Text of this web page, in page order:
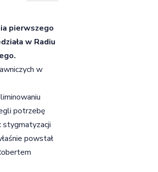
pierwszego
w Radiu
w
potrzebę
stygmatyzacji
powstał